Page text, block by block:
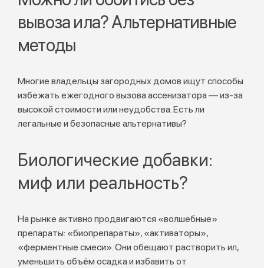
вывоза ила? Альтернативные
методы
Многие владельцы загородных домов ищут способы
избежать ежегодного вызова ассенизатора — из-за
высокой стоимости или неудобства. Есть ли
легальные и безопасные альтернативы?
Биологические добавки:
миф или реальность?
На рынке активно продвигаются «волшебные»
препараты: «биопрепараты», «активаторы»,
«ферментные смеси». Они обещают растворить ил,
уменьшить объём осадка и избавить от